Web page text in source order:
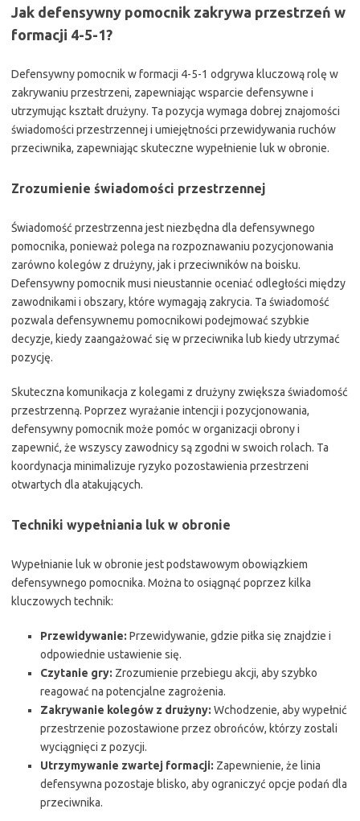
Jak defensywny pomocnik zakrywa przestrzeń w
formacji 4-5-1?
Defensywny pomocnik w formacji 4-5-1 odgrywa kluczową rolę w
zakrywaniu przestrzeni, zapewniając wsparcie defensywne i
utrzymując kształt drużyny. Ta pozycja wymaga dobrej znajomości
świadomości przestrzennej i umiejętności przewidywania ruchów
przeciwnika, zapewniając skuteczne wypełnienie luk w obronie.
Zrozumienie świadomości przestrzennej
Świadomość przestrzenna jest niezbędna dla defensywnego
pomocnika, ponieważ polega na rozpoznawaniu pozycjonowania
zarówno kolegów z drużyny, jak i przeciwników na boisku.
Defensywny pomocnik musi nieustannie oceniać odległości między
zawodnikami i obszary, które wymagają zakrycia. Ta świadomość
pozwala defensywnemu pomocnikowi podejmować szybkie
decyzje, kiedy zaangażować się w przeciwnika lub kiedy utrzymać
pozycję.
Skuteczna komunikacja z kolegami z drużyny zwiększa świadomość
przestrzenną. Poprzez wyrażanie intencji i pozycjonowania,
defensywny pomocnik może pomóc w organizacji obrony i
zapewnić, że wszyscy zawodnicy są zgodni w swoich rolach. Ta
koordynacja minimalizuje ryzyko pozostawienia przestrzeni
otwartych dla atakujących.
Techniki wypełniania luk w obronie
Wypełnianie luk w obronie jest podstawowym obowiązkiem
defensywnego pomocnika. Można to osiągnąć poprzez kilka
kluczowych technik:
Przewidywanie: Przewidywanie, gdzie piłka się znajdzie i
odpowiednie ustawienie się.
Czytanie gry: Zrozumienie przebiegu akcji, aby szybko
reagować na potencjalne zagrożenia.
Zakrywanie kolegów z drużyny: Wchodzenie, aby wypełnić
przestrzenie pozostawione przez obrońców, którzy zostali
wyciągnięci z pozycji.
Utrzymywanie zwartej formacji: Zapewnienie, że linia
defensywna pozostaje blisko, aby ograniczyć opcje podań dla
przeciwnika.